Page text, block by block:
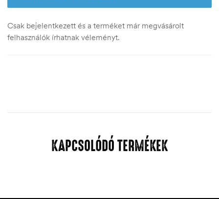
Csak bejelentkezett és a terméket már megvásárolt
felhasználók írhatnak véleményt.
KAPCSOLÓDÓ TERMÉKEK